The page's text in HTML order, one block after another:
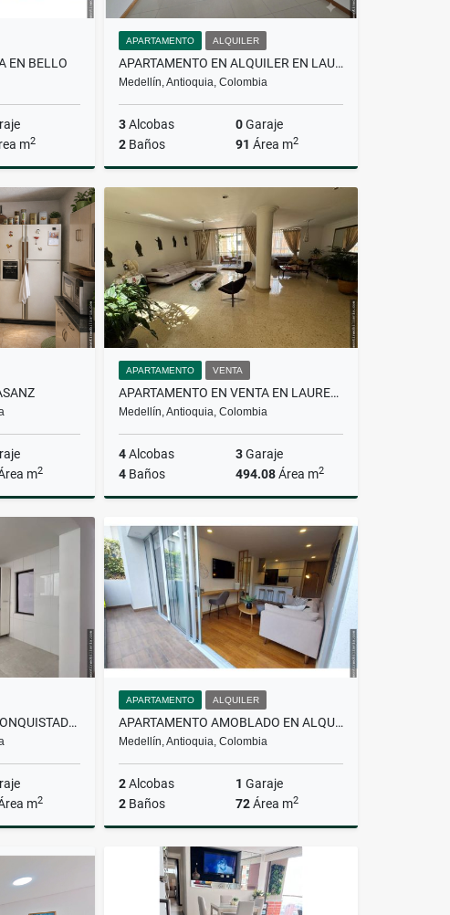
EN BELLO
m2
Venta
APARTAMENTO ALQUILER
APARTAMENTO EN ALQUILER EN LAURELES
Medellín, Antioquia, Colombia
3Alcobas 0Garaje
2 Baños 91 Área m2
Alquiler
$3.400.000
m2
APARTAMENTO VENTA
APARTAMENTO EN VENTA EN LAURELES
Medellín, Antioquia, Colombia
4Alcobas 3Garaje
4 Baños 494.08Área m2
Venta
CASA EN ALQUILER EN CONQUISTADORES
m2
Alquiler
APARTAMENTO ALQUILER
APARTAMENTO AMOBLADO EN ALQUILER EN EL POBLADO
Medellín, Antioquia, Colombia
2Alcobas 1 Garaje
2 Baños 72Área m2
Alquiler
$6.500.000